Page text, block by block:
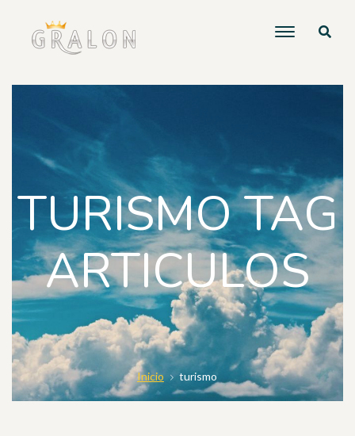
TURISMO TAG
ARTICULOS
Inicio turismo